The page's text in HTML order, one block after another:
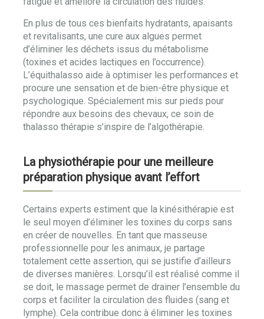
En plus de tous ces bienfaits hydratants, apaisants
et revitalisants, une cure aux algues permet
d’éliminer les déchets issus du métabolisme
(toxines et acides lactiques en l’occurrence).
L’équithalasso aide à optimiser les performances et
procure une sensation et de bien-être physique et
psychologique. Spécialement mis sur pieds pour
répondre aux besoins des chevaux, ce soin de
thalasso thérapie s’inspire de l’algothérapie.
La physiothérapie pour une meilleure
préparation physique avant l’effort
Certains experts estiment que la kinésithérapie est
le seul moyen d’éliminer les toxines du corps sans
en créer de nouvelles. En tant que masseuse
professionnelle pour les animaux, je partage
totalement cette assertion, qui se justifie d’ailleurs
de diverses manières. Lorsqu’il est réalisé comme il
se doit, le massage permet de drainer l’ensemble du
corps et faciliter la circulation des fluides (sang et
lymphe). Cela contribue donc à éliminer les toxines